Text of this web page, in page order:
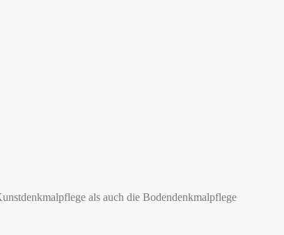
als auch die Bodendenkmalpflege